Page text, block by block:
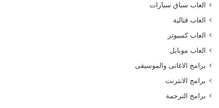
العاب سباق سيارات
العاب قتالية
العاب كمبيوتر
العاب موبايل
برامج الاغانى والموسيقى
برامج الانترنت
برامج الترجمة